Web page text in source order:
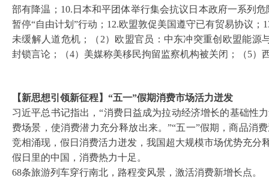
部有降温；10.日本和平团体举行集会抗议日本政府一系列
暂停“自由计划”行动；12.欧盟敦促美国遵守已有贸易协议
未缓解人道危机；（2）欧盟官员：中东冲突重创欧盟能源
封锁言论；（4）美媒称美移民拘留监察机构被关闭；（5）
【新思想引领新征程】 “五一”假期消费市场活力迸发
习近平总书记指出，“消费日益成为拉动经济增长的基础性
费场景，使消费潜力充分释放出来。”“五一”假期，商品消
竞相涌现，假日消费活力迸发，我国超大规模市场优势充分
假日里的中国，消费热力十足。
68条旅游列车穿行南北，路程变风景，激活消费新增长点。